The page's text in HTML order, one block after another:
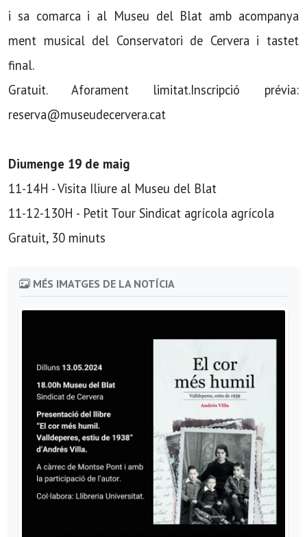
i sa comarca i al Museu del Blat amb acompanya
ment musical del Conservatori de Cervera i tastet
final.
Gratuit. Aforament limitat.Inscripció prévia:
reserva@museudecervera.cat
Diumenge 19 de maig
11-14H - Visita Iliure al Museu del Blat
11-12-130H - Petit Tour Sindicat agrícola agrícola
Gratuit, 30 minuts
MÉS IMATGES DE LA NOTÍCIA